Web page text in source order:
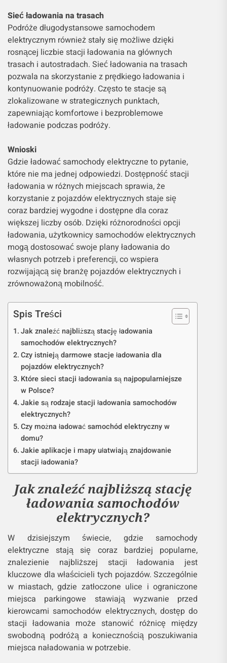
Sieć ładowania na trasach
Podróże długodystansowe samochodem
elektrycznym również stały się możliwe dzięki
rosnącej liczbie stacji ładowania na głównych
trasach i autostradach. Sieć ładowania na trasach
pozwala na skorzystanie z prędkiego ładowania i
kontynuowanie podróży. Często te stacje są
zlokalizowane w strategicznych punktach,
zapewniając komfortowe i bezproblemowe
ładowanie podczas podróży.
Wnioski
Gdzie ładować samochody elektryczne to pytanie,
które nie ma jednej odpowiedzi. Dostępność stacji
ładowania w różnych miejscach sprawia, że
korzystanie z pojazdów elektrycznych staje się
coraz bardziej wygodne i dostępne dla coraz
większej liczby osób. Dzięki różnorodności opcji
ładowania, użytkownicy samochodów elektrycznych
mogą dostosować swoje plany ładowania do
własnych potrzeb i preferencji, co wspiera
rozwijającą się branżę pojazdów elektrycznych i
zrównoważoną mobilność.
Spis Treści
Jak znaleźć najbliższą stację ładowania
samochodów elektrycznych?
Czy istnieją darmowe stacje ładowania dla
pojazdów elektrycznych?
Które sieci stacji ładowania są najpopularniejsze
w Polsce?
Jakie są rodzaje stacji ładowania samochodów
elektrycznych?
Czy można ładować samochód elektryczny w
domu?
Jakie aplikacje i mapy ułatwiają znajdowanie
stacji ładowania?
Jak znaleźć najbliższą stację
ładowania samochodów
elektrycznych?
W dzisiejszym świecie, gdzie samochody
elektryczne stają się coraz bardziej popularne,
znalezienie najbliższej stacji ładowania jest
kluczowe dla właścicieli tych pojazdów. Szczególnie
w miastach, gdzie zatłoczone ulice i ograniczone
miejsca parkingowe stawiają wyzwanie przed
kierowcami samochodów elektrycznych, dostęp do
stacji ładowania może stanowić różnicę między
swobodną podróżą a koniecznością poszukiwania
miejsca naładowania w potrzebie.